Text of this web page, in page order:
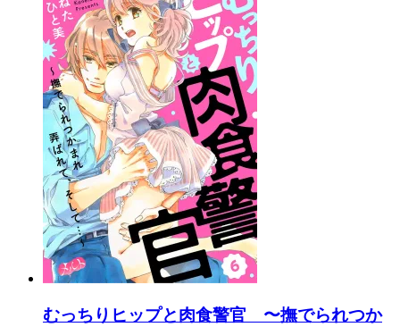
むっちりヒップと肉食警官 〜撫でられつか